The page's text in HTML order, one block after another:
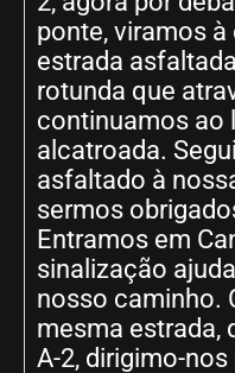
ponte, viramos à
estrada
rotunda que
continuamos ao
alcatroada.
asfaltado à
sermos
Entramos em
sinalização
nosso caminho.
mesma estrada,
A-2, dirigimo-